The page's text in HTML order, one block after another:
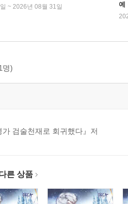
~ 2026년 08월 31일
예
명)
가 검술천재로 회귀했다』저
른 상품